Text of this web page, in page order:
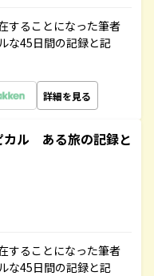
することになった筆者
な45日間の記録と記
詳細を見る
カル ある旅の記録と
することになった筆者
な45日間の記録と記